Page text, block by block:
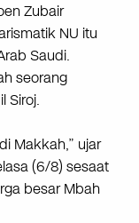
Zubair
NU itu
Saudi.
seorang
Siroj.
Makkah,” ujar
(6/8) sesaat
besar Mbah